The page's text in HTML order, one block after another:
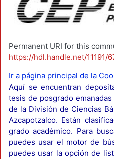
Permanent URI for this
https://hdl.handle.net/11191/
Ir a página principal de la
Aquí se encuentran
tesis de posgrado
de la División de Ciencias
Azcapotzalco. Están
grado académico. Para
puedes usar el motor de
puedes usar la opción de